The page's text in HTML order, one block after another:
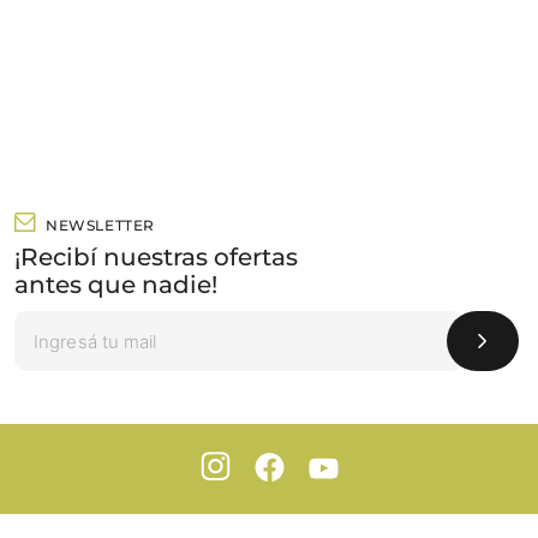
NEWSLETTER
¡Recibí nuestras ofertas
antes que nadie!